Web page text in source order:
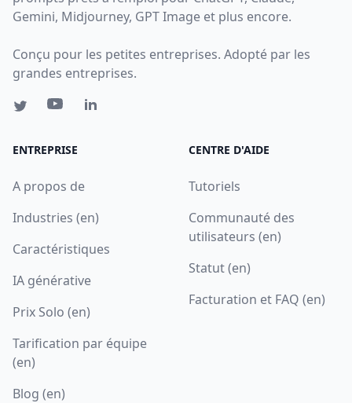
Gemini, Midjourney, GPT Image et plus encore.
Conçu pour les petites entreprises. Adopté par les
grandes entreprises.
ENTREPRISE
A propos de
Industries (en)
Caractéristiques
IA générative
Prix Solo (en)
Tarification par équipe
(en)
Blog (en)
CENTRE D'AIDE
Tutoriels
Communauté des
utilisateurs (en)
Statut (en)
Facturation et FAQ (en)